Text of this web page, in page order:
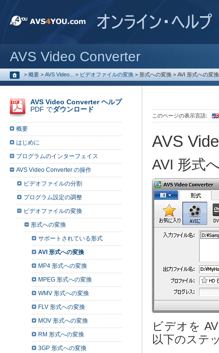
AVS Video Converter
> 概要 > AVS Video... > ビデオファイルの変換 > 形式への変換 > AVI 形式への変換
このページの表示言語:
AVS
AVI 形式
ビデオを
以下のステ
AVS Video Converter ヘルプ
PDF でダウンロード
概要
はじめに
プログラムのインターフェイス
AVS Video Converter の操作
ビデオファイルの分割
プログラム設定の調整
ビデオファイルの変換
形式への変換
サポートされている形式
AVI 形式への変換
MP4 形式への変換
MPEG 形式への変換
WMV 形式への変換
FLV 形式への変換
MOV 形式への変換
RM 形式への変換
3GP 形式への変換